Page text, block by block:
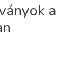
a